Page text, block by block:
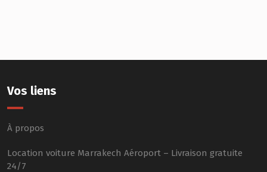
Vos liens
À propos
Location voiture Marrakech Aéroport – Livraison gratuite
24/7